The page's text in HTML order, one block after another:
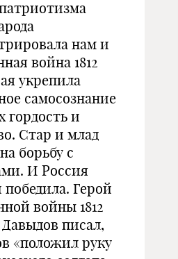
нам и
война 1812
укрепила
самосознание
гордость и
Стар и млад
борьбу с
И Россия
Герой
войны 1812
писал,
«положил руку